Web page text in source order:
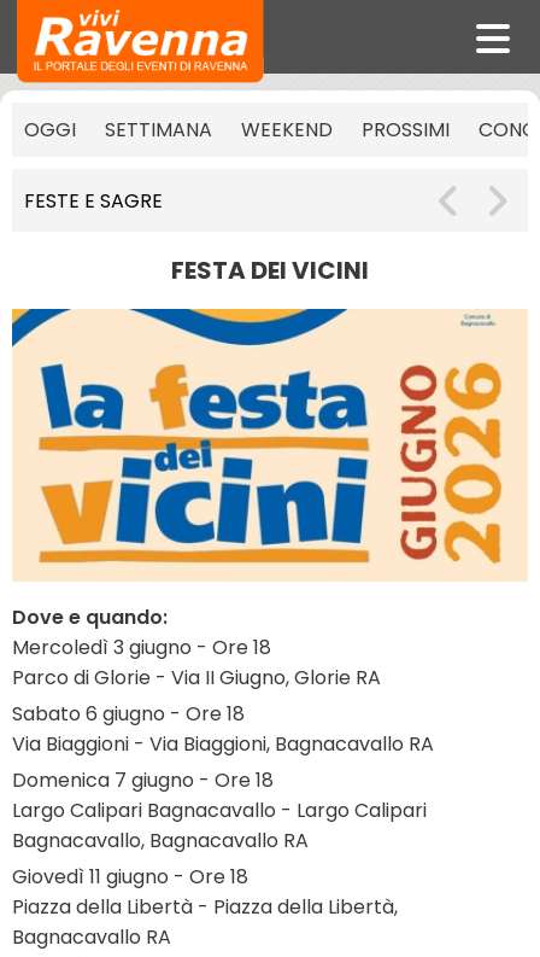
OGGI SETTIMANA WEEKEND PROSSIMI
FESTE E SAGRE
FESTA DEI VICINI
Dove e quando:
Mercoledì 3 giugno - Ore 18
Parco di Glorie - Via II Giugno, Glorie RA
Sabato 6 giugno - Ore 18
Via Biaggioni - Via Biaggioni, Bagnacavallo RA
Domenica 7 giugno - Ore 18
Largo Calipari Bagnacavallo - Largo Calipari
Bagnacavallo, Bagnacavallo RA
Giovedì 11 giugno - Ore 18
Piazza della Libertà - Piazza della Libertà,
Bagnacavallo RA